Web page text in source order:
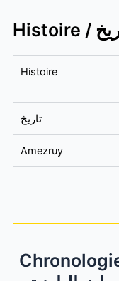
Histoire
تاريخ
Amezruy